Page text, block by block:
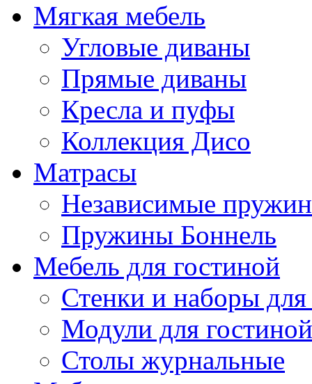
Мягкая мебель
Угловые диваны
Прямые диваны
Кресла и пуфы
Коллекция Дисо
Матрасы
Независимые
Пружины Боннель
Мебель для гостиной
Стенки и наборы для
Модули для гостиной
Столы журнальные